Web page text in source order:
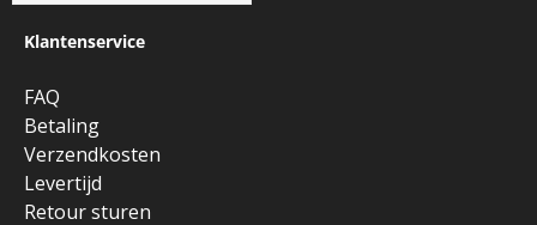
Klantenservice
FAQ
Betaling
Verzendkosten
Levertijd
Retour sturen